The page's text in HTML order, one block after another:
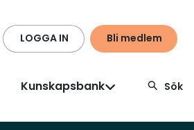
LOGGA IN Bli medlem
Kunskapsbank Sök